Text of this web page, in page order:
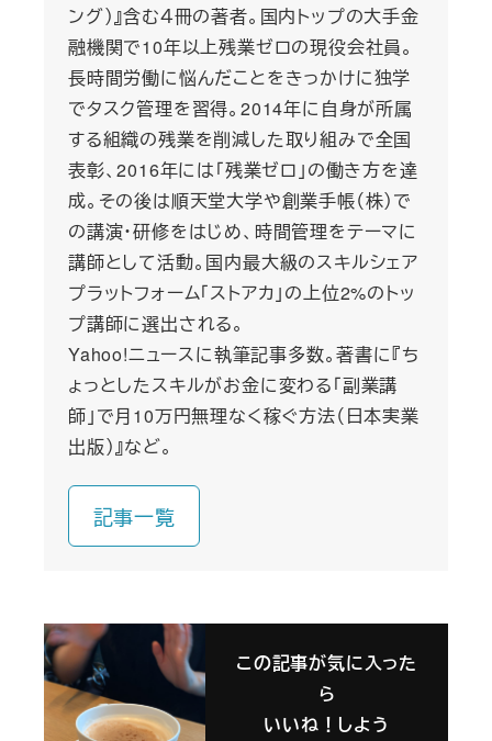
ング）』含む４冊の著者。国内トップの大手金
融機関で10年以上残業ゼロの現役会社員。
長時間労働に悩んだことをきっかけに独学
でタスク管理を習得。2014年に自身が所属
する組織の残業を削減した取り組みで全国
表彰、2016年には「残業ゼロ」の働き方を達
成。その後は順天堂大学や創業手帳（株）で
の講演・研修をはじめ、時間管理をテーマに
講師として活動。国内最大級のスキルシェア
プラットフォーム「ストアカ」の上位2%のトッ
プ講師に選出される。
Yahoo!ニュースに執筆記事多数。著書に『ち
ょっとしたスキルがお金に変わる「副業講
師」で月10万円無理なく稼ぐ方法（日本実業
出版）』など。
記事一覧
この記事が気に入った
ら
いいね！しよう